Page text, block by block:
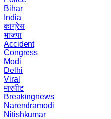
Bihar
India
कांग्रेस
भाजपा
Accident
Congress
Modi
Delhi
Viral
मारपीट
Breakingnews
Narendramodi
Nitishkumar